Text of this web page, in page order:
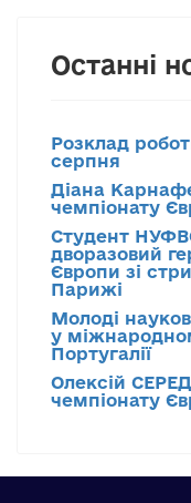
Останні
Розклад
серпня
Діана
чемпіонату
Студент
дворазовий
Європи зі
Парижі
Молоді
у
Португалії
Олексій
чемпіонату